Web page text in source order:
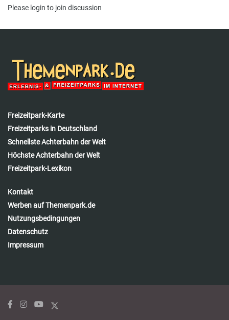
Please login to join discussion
Freizeitpark-Karte
Freizeitparks in Deutschland
Schnellste Achterbahn der Welt
Höchste Achterbahn der Welt
Freizeitpark-Lexikon
Kontakt
Werben auf Themenpark.de
Nutzungsbedingungen
Datenschutz
Impressum